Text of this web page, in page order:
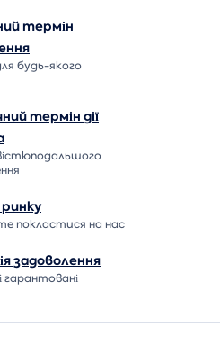
термін
будь-якого
термін дії
ринку
покластися на нас
задоволення
гарантовані